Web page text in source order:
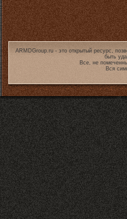
ARMDGroup.ru - это открытый ресурс,
быть
Все, не
Вся